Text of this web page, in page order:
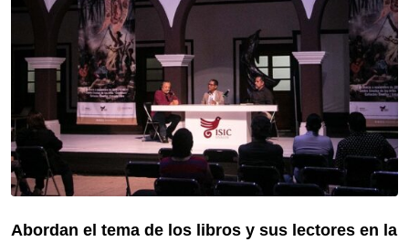
Abordan el tema de los libros y sus lectores en la